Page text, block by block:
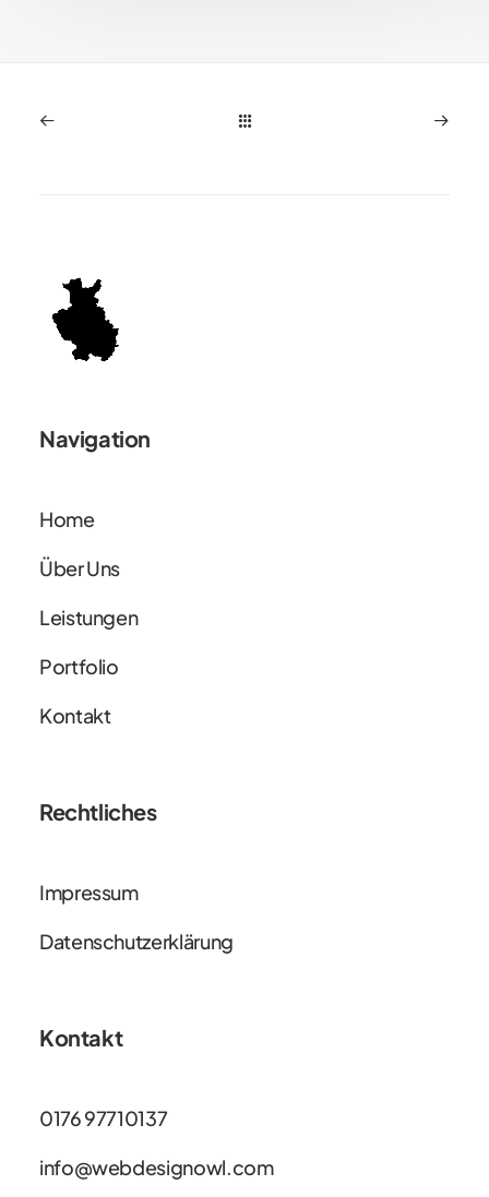
Navigation
Home
Über Uns
Leistungen
Portfolio
Kontakt
Rechtliches
Impressum
Datenschutzerklärung
Kontakt
0176 97710137
info@webdesignowl.com